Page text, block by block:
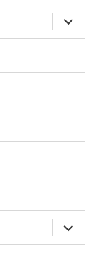
サ
ブ
メ
ー
開
サ
ブ
メ